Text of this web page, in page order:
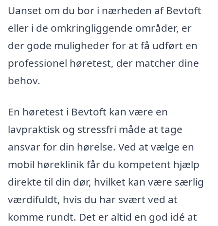
Uanset om du bor i nærheden af Bevtoft
eller i de omkringliggende områder, er
der gode muligheder for at få udført en
professionel høretest, der matcher dine
behov.
En høretest i Bevtoft kan være en
lavpraktisk og stressfri måde at tage
ansvar for din hørelse. Ved at vælge en
mobil høreklinik får du kompetent hjælp
direkte til din dør, hvilket kan være særlig
værdifuldt, hvis du har svært ved at
komme rundt. Det er altid en god idé at